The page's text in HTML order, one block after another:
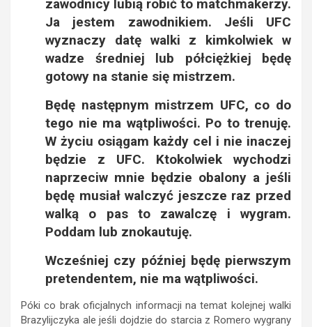
zawodnicy lubią robić to matchmakerzy.
Ja jestem zawodnikiem. Jeśli UFC
wyznaczy datę walki z kimkolwiek w
wadze średniej lub półciężkiej będę
gotowy na stanie się mistrzem.
Będę następnym mistrzem UFC, co do
tego nie ma wątpliwości. Po to trenuję.
W życiu osiągam każdy cel i nie inaczej
będzie z UFC. Ktokolwiek wychodzi
naprzeciw mnie będzie obalony a jeśli
będę musiał walczyć jeszcze raz przed
walką o pas to zawalczę i wygram.
Poddam lub znokautuję.
Wcześniej czy później będę pierwszym
pretendentem, nie ma wątpliwości.
Póki co brak oficjalnych informacji na temat kolejnej walki
Brazylijczyka ale jeśli dojdzie do starcia z Romero wygrany